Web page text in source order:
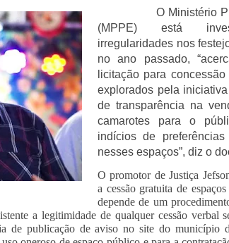
O Ministério
(MPPE) está
irregularidades nos
no ano passado,
licitação para
explorados pela
de transparência na
camarotes para o
indícios de
nesses espaços”, diz o
O promotor de Justiça
a cessão gratuita de
depende de um
a legitimidade de qualquer cessão verbal
de publicação de aviso no site do município